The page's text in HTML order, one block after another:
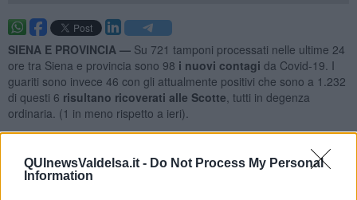
QUInewsValdelsa.it - Do Not Process My Personal
Information
SIENA E PROVINCIA — Su 721 tamponi processati nelle ultime 24
ore tra Siena e provincia sono 98 i nuovi contagi da Covid-19. I
guariti sono invece 46 con gli attualmente positivi che sono a 1.232
di questi 6 risultano ricoverati alle Scotte , tutti in degenza
ordinaria. (1 in meno rispetto a ieri).
Questi i contagi nei vari Comuni